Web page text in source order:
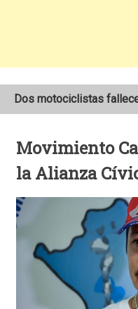
Movimiento
la Alianza